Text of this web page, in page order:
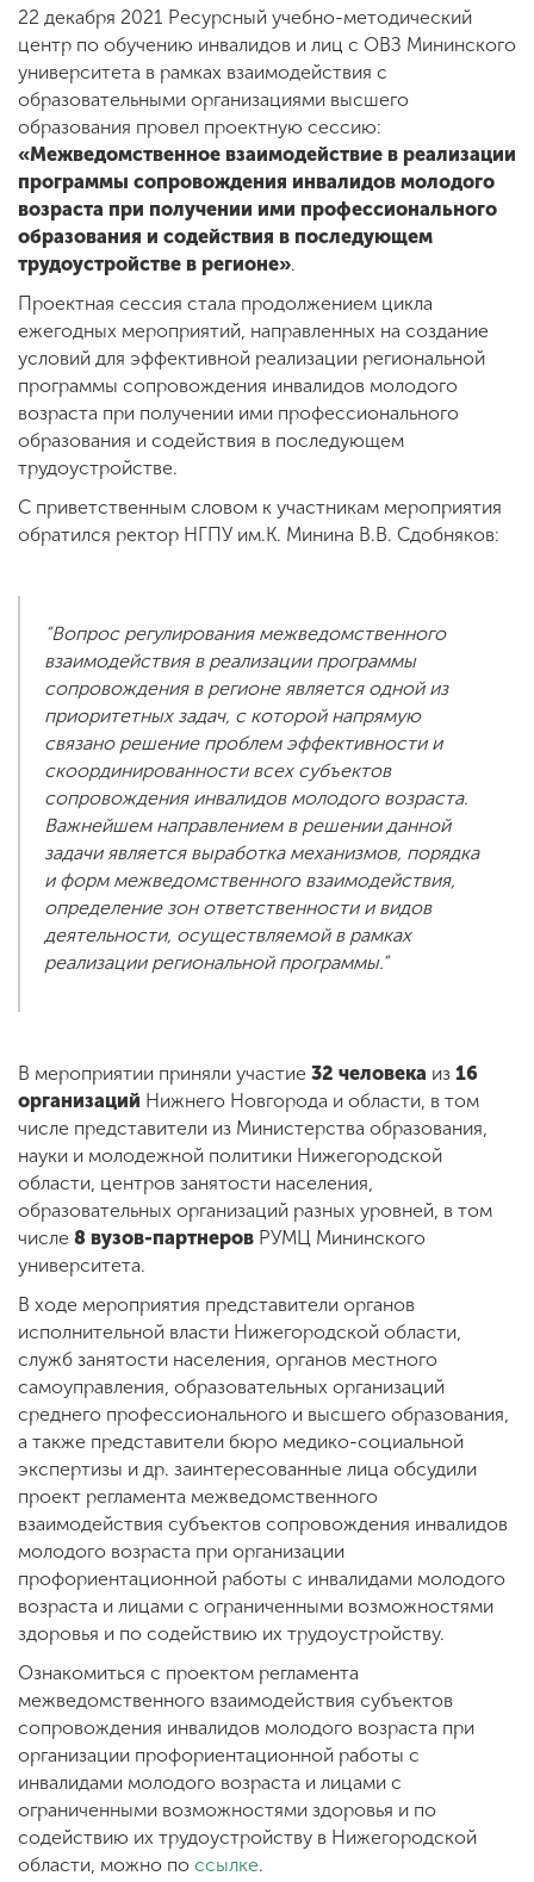
22 декабря 2021 Ресурсный учебно-методический
центр по обучению инвалидов и лиц с ОВЗ Мининского
университета в рамках взаимодействия с
образовательными организациями высшего
образования провел проектную сессию:
«Межведомственное взаимодействие в реализации
программы сопровождения инвалидов молодого
возраста при получении ими профессионального
образования и содействия в последующем
трудоустройстве в регионе».
Проектная сессия стала продолжением цикла
ежегодных мероприятий, направленных на создание
условий для эффективной реализации региональной
программы сопровождения инвалидов молодого
возраста при получении ими профессионального
образования и содействия в последующем
трудоустройстве.
С приветственным словом к участникам мероприятия
обратился ректор НГПУ им.К. Минина В.В. Сдобняков:
“Вопрос регулирования межведомственного
взаимодействия в реализации программы
сопровождения в регионе является одной из
приоритетных задач, с которой напрямую
связано решение проблем эффективности и
скоординированности всех субъектов
сопровождения инвалидов молодого возраста.
Важнейшем направлением в решении данной
задачи является выработка механизмов, порядка
и форм межведомственного взаимодействия,
определение зон ответственности и видов
деятельности, осуществляемой в рамках
реализации региональной программы.”
В мероприятии приняли участие 32 человека из 16
организаций Нижнего Новгорода и области, в том
числе представители из Министерства образования,
науки и молодежной политики Нижегородской
области, центров занятости населения,
образовательных организаций разных уровней, в том
числе 8 вузов-партнеров РУМЦ Мининского
университета.
В ходе мероприятия представители органов
исполнительной власти Нижегородской области,
служб занятости населения, органов местного
самоуправления, образовательных организаций
среднего профессионального и высшего образования,
а также представители бюро медико-социальной
экспертизы и др. заинтересованные лица обсудили
проект регламента межведомственного
взаимодействия субъектов сопровождения инвалидов
молодого возраста при организации
профориентационной работы с инвалидами молодого
возраста и лицами с ограниченными возможностями
здоровья и по содействию их трудоустройству.
Ознакомиться с проектом регламента
межведомственного взаимодействия субъектов
сопровождения инвалидов молодого возраста при
организации профориентационной работы с
инвалидами молодого возраста и лицами с
ограниченными возможностями здоровья и по
содействию их трудоустройству в Нижегородской
области, можно по ссылке.